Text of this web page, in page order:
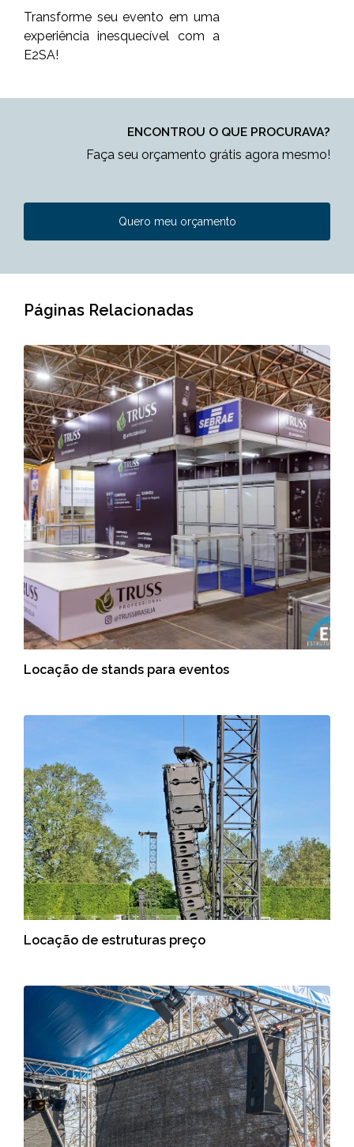
Transforme seu evento em uma
experiência inesquecível com a
E2SA!
ENCONTROU O QUE PROCURAVA?
Faça seu orçamento grátis agora mesmo!
Quero meu orçamento
Páginas Relacionadas
Locação de stands para eventos
Locação de estruturas preço